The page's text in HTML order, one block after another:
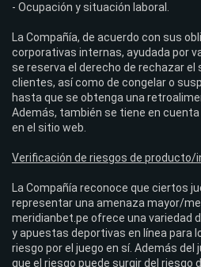
- Ocupación y situación laboral.
La Compañía, de acuerdo con sus
corporativas internas, ayudada por
se reserva el derecho de rechazar el
clientes, así como de congelar o
hasta que se obtenga una
Además, también se tiene en
en el sitio web.
Verificación de riesgos de producto/
La Compañía reconoce que ciertos
representar una amenaza mayor/
meridianbet.pe ofrece una variedad
y apuestas deportivas en línea para
riesgo por el juego en sí. Además del
que el riesgo puede surgir del riesgo